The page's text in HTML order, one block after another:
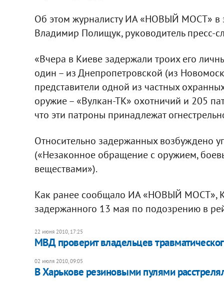
Об этом журналисту ИА «НОВЫЙ МОСТ» в
Владимир Полищук, руководитель
«Вчера в Киеве задержали троих его
один – из Днепропетровской (из
представители одной из частных
оружие – «Вулкан-ТК» охотничий и 205
что эти патроны принадлежат
Относительно задержанных возбуждено
(«Незаконное обращение с оружием,
веществами»).
Как ранее сообщало ИА «НОВЫЙ МОСТ»,
задержанного 13 мая по подозрению в
22 июня 2010, 17:25
МВД проверит владельцев
02 июля 2010, 09:05
В Харькове резиновыми пулями